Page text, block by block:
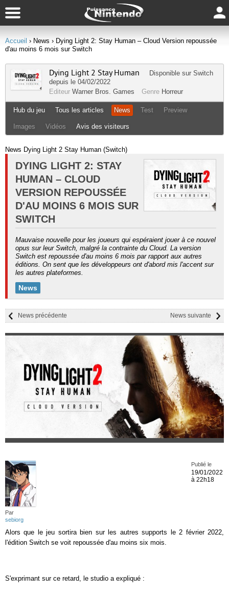
Accueil › News › Dying Light 2: Stay Human – Cloud Version repoussée
d'au moins 6 mois sur Switch
Dying Light 2 Stay Human Disponible sur Switch
depuis le 04/02/2022
Editeur Warner Bros. Games Genre Horreur
Hub du jeu Tous les articles News Test Preview
Images Vidéos Avis des visiteurs
News Dying Light 2 Stay Human (Switch)
DYING LIGHT 2: STAY
HUMAN – CLOUD
VERSION REPOUSSÉE
D'AU MOINS 6 MOIS SUR
SWITCH
Mauvaise nouvelle pour les joueurs qui espéraient jouer à ce nouvel
opus sur leur Switch, malgré la contrainte du Cloud. La version
Switch est repoussée d'au moins 6 mois par rapport aux autres
éditions. On sent que les développeurs ont d'abord mis l'accent sur
les autres plateformes.
News
News suivante
News précédente
Par
sebiorg
Publié le
19/01/2022
à 22h18
Alors que le jeu sortira bien sur les autres supports le 2 février 2022,
l'édition Switch se voit repoussée d'au moins six mois.
S'exprimant sur ce retard, le studio a expliqué :